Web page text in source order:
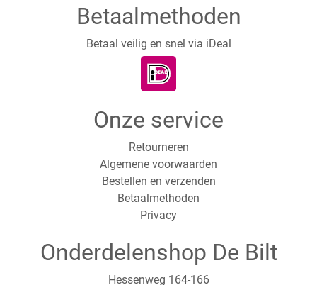
Betaalmethoden
Betaal veilig en snel via iDeal
Onze service
Retourneren
Algemene voorwaarden
Bestellen en verzenden
Betaalmethoden
Privacy
Onderdelenshop De Bilt
Hessenweg 164-166